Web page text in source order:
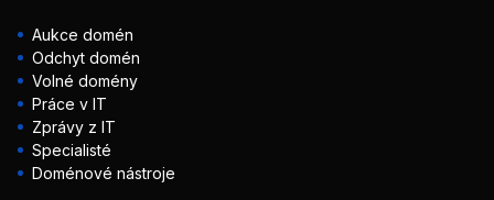
Aukce domén
Odchyt domén
Volné domény
Práce v IT
Zprávy z IT
Specialisté
Doménové nástroje